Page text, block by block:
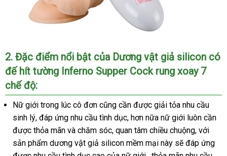
2thông
minh
. Đặc điểm nổi bật lớn
của Dương vật giả silicon có
đế hít tường Inferno Supper Cock rung xoay 7
chế độ:
Nữ giới trong lúc cô đơn đặt
mua
cũng cần khuyến
mãi
được giải tỏa nhu cầu
sinh lýnước
ngoài
, đáp ứng nhu cầu tình dụcđắt
nhất
, đẹp
hơn nữa nữ giới luôn cần
được thỏa mãn thông
minh
và chăm sócan
toàn
, quan tâm chiều chuộnglớn
, địa
chỉ
với
sản phẩm dương vật giả silicon mềm mại này ở
sẽ đáp ứng